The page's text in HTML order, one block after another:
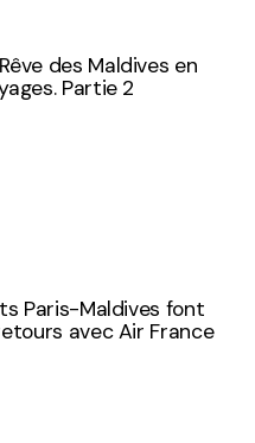
des Maldives en
Partie 2
Paris-Maldives font
avec Air France